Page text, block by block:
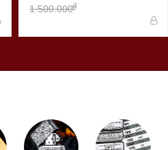
1.500.000đ